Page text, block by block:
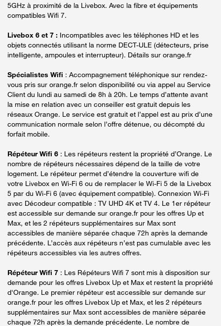
5GHz à proximité de la Livebox. Avec la fibre et équipements
compatibles Wifi 7.
Livebox 6 et 7 : Incompatibles avec les téléphones HD et les
objets connectés utilisant la norme DECT-ULE (détecteurs, prise
intelligente, ampoules et interrupteur). Détails sur orange.fr
Spécialistes Wifi : Accompagnement téléphonique sur rendez-
vous pris sur orange.fr selon disponibilité ou via appel au Service
Client du lundi au samedi de 8h à 20h. Le temps d’attente avant
la mise en relation avec un conseiller est gratuit depuis les
réseaux Orange. Le service est gratuit et l’appel est au prix d’une
communication normale selon l’offre détenue, ou décompté du
forfait mobile.
Répéteur Wifi 6 : Les répéteurs restent la propriété d’Orange. Le
nombre de répéteurs nécessaires dépend de la taille de votre
logement. Le répéteur permet d’étendre la couverture wifi de
votre Livebox en Wi-Fi 6 ou de remplacer le Wi-Fi 5 de la Livebox
5 par du Wi-Fi 6 (avec équipement compatible). Connexion Wi-Fi
avec Décodeur compatible : TV UHD 4K et TV 4. Le 1er répéteur
est accessible sur demande sur orange.fr pour les offres Up et
Max, et les 2 répéteurs supplémentaires sur Max sont
accessibles de manière séparée chaque 72h après la demande
précédente. L’accès aux répéteurs n’est pas cumulable avec les
répéteurs accessibles via les autres offres.
Répéteur Wifi 7 : Les Répéteurs Wifi 7 sont mis à disposition sur
demande pour les offres Livebox Up et Max et restent la propriété
d'Orange. Le premier répéteur est accessible sur demande sur
orange.fr pour les offres Livebox Up et Max, et les 2 répéteurs
supplémentaires sur Max sont accessibles de manière séparée
chaque 72h après la demande précédente. Le nombre de